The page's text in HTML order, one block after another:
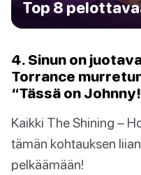
Top 8
4. Sinun on
Torrance
“Tässä on
Kaikki The Shining –
tämän kohtauksen
pelkäämään!